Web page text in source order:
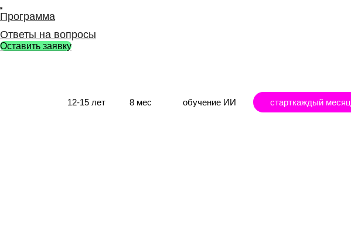
Программа
Ответы на вопросы
Оставить заявку
12-15 лет 8 мес обучение ИИ старткаждый месяц